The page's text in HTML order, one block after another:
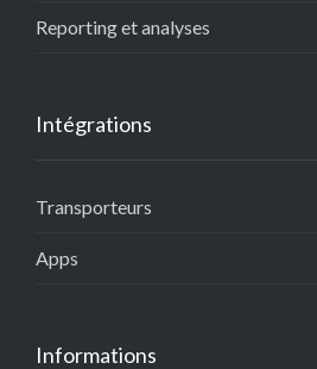
Reporting et analyses
Intégrations
Transporteurs
Apps
Informations